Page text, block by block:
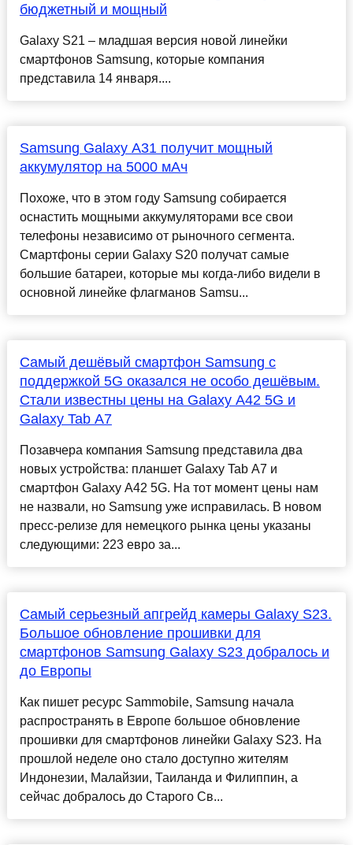
бюджетный и мощный
Galaxy S21 – младшая версия новой линейки
смартфонов Samsung, которые компания
представила 14 января....
Samsung Galaxy A31 получит мощный
аккумулятор на 5000 мАч
Похоже, что в этом году Samsung собирается
оснастить мощными аккумуляторами все свои
телефоны независимо от рыночного сегмента.
Смартфоны серии Galaxy S20 получат самые
большие батареи, которые мы когда-либо видели в
основной линейке флагманов Samsu...
Самый дешёвый смартфон Samsung с
поддержкой 5G оказался не особо дешёвым.
Стали известны цены на Galaxy A42 5G и
Galaxy Tab A7
Позавчера компания Samsung представила два
новых устройства: планшет Galaxy Tab A7 и
смартфон Galaxy A42 5G. На тот момент цены нам
не назвали, но Samsung уже исправилась. В новом
пресс-релизе для немецкого рынка цены указаны
следующими: 223 евро за...
Самый серьезный апгрейд камеры Galaxy S23.
Большое обновление прошивки для
смартфонов Samsung Galaxy S23 добралось и
до Европы
Как пишет ресурс Sammobile, Samsung начала
распространять в Европе большое обновление
прошивки для смартфонов линейки Galaxy S23. На
прошлой неделе оно стало доступно жителям
Индонезии, Малайзии, Таиланда и Филиппин, а
сейчас добралось до Старого Св...